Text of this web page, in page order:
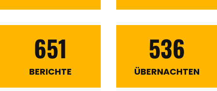
651
BERICHTE
536
ÜBERNACHTEN